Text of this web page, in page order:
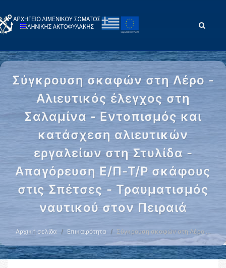
Σύγκρουση σκαφών στη Λέρο -
Αλιευτικός έλεγχος στη
Σαλαμίνα - Εντοπισμός και
κατάσχεση αλιευτικών
εργαλείων στη Στυλίδα -
Απαγόρευση Ε/Π-Τ/Ρ σκάφους
στις Σπέτσες - Τραυματισμός
ναυτικού στον Πειραιά
Αρχική σελίδα Επικαιρότητα Σύγκρουση σκαφών στη Λέρο …